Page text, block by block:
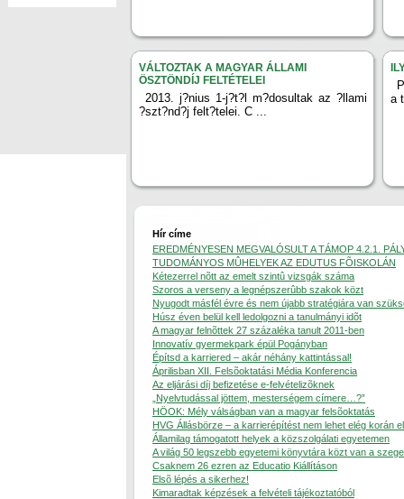
VÁLTOZTAK A MAGYAR ÁLLAMI
ÖSZTÖNDÍJ FELTÉTELEI
2013. j?nius 1-j?t?l m?dosultak az ?llami
?szt?nd?j felt?telei. C ...
a
Hír címe
EREDMÉNYESEN MEGVALÓSULT A TÁMOP 4.2.1.
TUDOMÁNYOS MÛHELYEK AZ EDUTUS FÕISKOLÁN
Kétezerrel nõtt az emelt szintû vizsgák száma
Szoros a verseny a legnépszerûbb szakok közt
Nyugodt másfél évre és nem újabb stratégiára van
Húsz éven belül kell ledolgozni a tanulmányi idõt
A magyar felnõttek 27 százaléka tanult 2011-ben
Innovatív gyermekpark épül Pogányban
Építsd a karriered – akár néhány kattintással!
Áprilisban XII. Felsõoktatási Média Konferencia
Az eljárási díj befizetése e-felvételizõknek
„Nyelvtudással jöttem, mesterségem címere…?”
HÖOK: Mély válságban van a magyar felsõoktatás
HVG Állásbörze – a karrierépítést nem lehet elég korán
Államilag támogatott helyek a közszolgálati egyetemen
A világ 50 legszebb egyetemi könyvtára közt van a
Csaknem 26 ezren az Educatio Kiállításon
Elsõ lépés a sikerhez!
Kimaradtak képzések a felvételi tájékoztatóból